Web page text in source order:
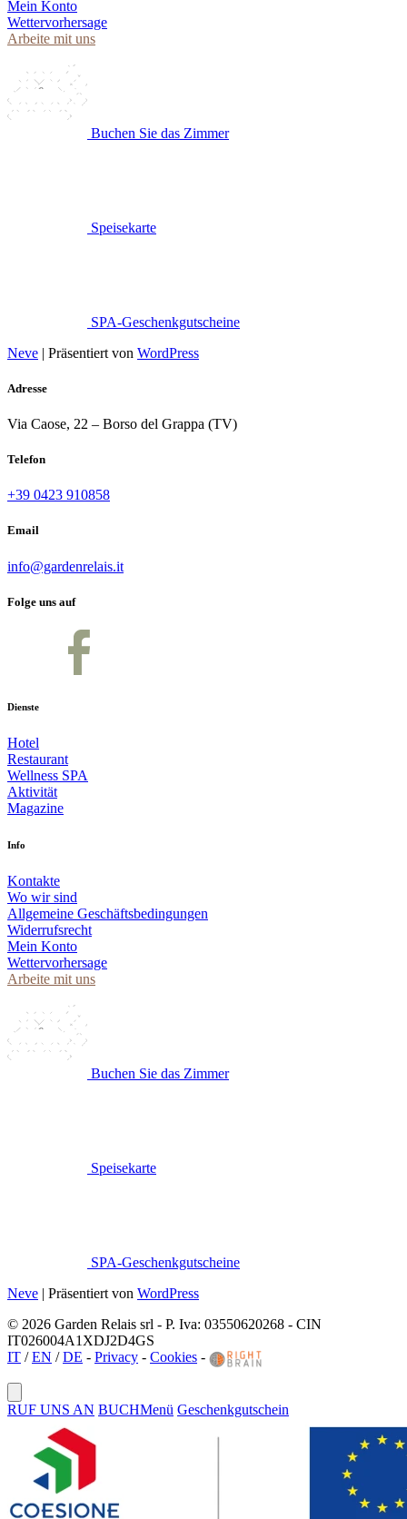
Mein Konto
Wettervorhersage
Arbeite mit uns
Buchen Sie das Zimmer
Speisekarte
SPA-Geschenkgutscheine
Neve | Präsentiert von WordPress
Adresse
Via Caose, 22 – Borso del Grappa (TV)
Telefon
+39 0423 910858
Email
info@gardenrelais.it
Folge uns auf
Dienste
Hotel
Restaurant
Wellness SPA
Aktivität
Magazine
Info
Kontakte
Wo wir sind
Allgemeine Geschäftsbedingungen
Widerrufsrecht
Mein Konto
Wettervorhersage
Arbeite mit uns
Buchen Sie das Zimmer
Speisekarte
SPA-Geschenkgutscheine
Neve | Präsentiert von WordPress
© 2026 Garden Relais srl - P. Iva: 03550620268 - CIN
IT026004A1XDJ2D4GS
IT /EN /DE - Privacy - Cookies -
RUF UNS AN BUCHMenü Geschenkgutschein